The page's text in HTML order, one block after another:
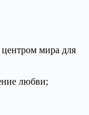
мира для
любви;